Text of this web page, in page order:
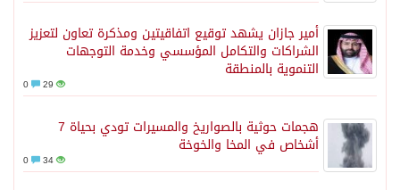
أمير جازان يشهد توقيع اتفاقيتين ومذكرة تعاون لتعزيز
الشراكات والتكامل المؤسسي وخدمة التوجهات
التنموية بالمنطقة
29
هجمات حوثية بالصواريخ والمسيرات تودي بحياة 7
أشخاص في المخا والخوخة
34